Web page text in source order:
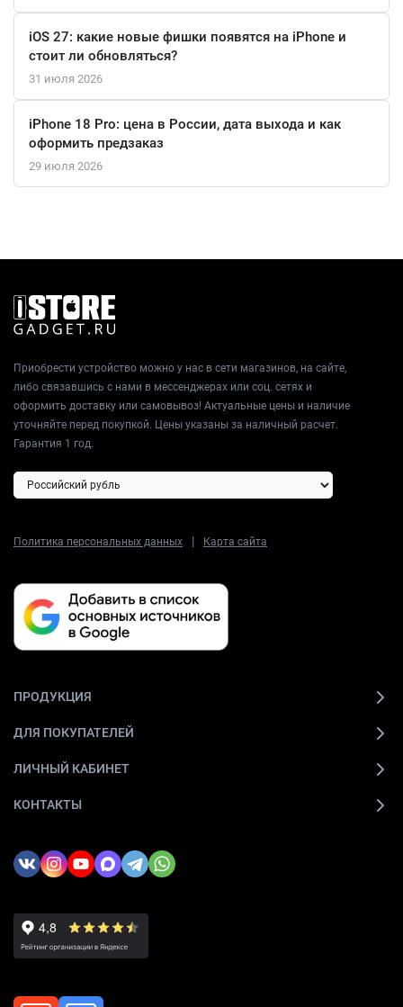
iOS 27: какие новые фишки появятся на iPhone и
стоит ли обновляться?
31 июля 2026
iPhone 18 Pro: цена в России, дата выхода и как
оформить предзаказ
29 июля 2026
Приобрести устройство можно у нас в сети магазинов, на сайте,
либо связавшись с нами в мессенджерах или соц. сетях и
оформить доставку или самовывоз! Актуальные цены и наличие
уточняйте перед покупкой. Цены указаны за наличный расчет.
Гарантия 1 год.
Политика персональных данных | Карта сайта
ПРОДУКЦИЯ
ДЛЯ ПОКУПАТЕЛЕЙ
ЛИЧНЫЙ КАБИНЕТ
КОНТАКТЫ